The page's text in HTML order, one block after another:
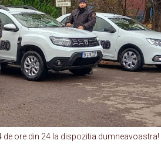
de ore din 24 la dispozitia dumneavoastra!